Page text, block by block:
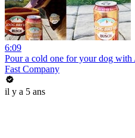
6:09
Pour a cold one for your dog with
Fast Company
il y a 5 ans